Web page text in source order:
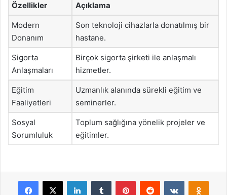
Özellikler Açıklama
Modern
Donanım
Son teknoloji cihazlarla donatılmış bir
hastane.
Sigorta
Anlaşmaları
Birçok sigorta şirketi ile anlaşmalı
hizmetler.
Eğitim
Faaliyetleri
Uzmanlık alanında sürekli eğitim ve
seminerler.
Sosyal
Sorumluluk
Toplum sağlığına yönelik projeler ve
eğitimler.
Facebook
X LinkedInTumblr PinterestReddit VKontakte